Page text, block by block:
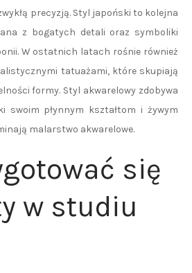
precyzją. Styl japoński to kolejna
z bogatych detali oraz symboliki
W ostatnich latach rośnie również
tatuażami, które skupiają
formy. Styl akwarelowy zdobywa
swoim płynnym kształtom i żywym
malarstwo akwarelowe.
się
w studiu